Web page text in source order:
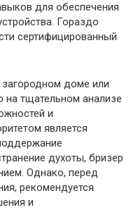
для обеспечения
Гораздо
сертифицированный
загородном доме или
тщательном анализе
и
является
духоты, бризер
Однако, перед
рекомендуется
и